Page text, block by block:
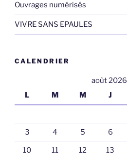
Ouvrages numérisés
VIVRE SANS EPAULES
CALENDRIER
août 2026
L
M M J
3 4 5 6
10 11 12 13